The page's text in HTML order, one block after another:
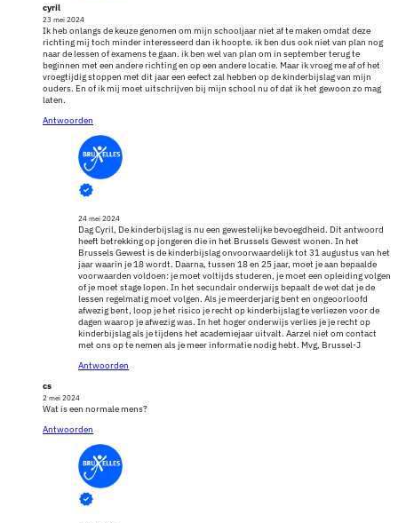
cyril
23 mei 2024
Ik heb onlangs de keuze genomen om mijn schooljaar niet af te maken omdat deze
richting mij toch minder interesseerd dan ik hoopte. ik ben dus ook niet van plan nog
naar de lessen of examens te gaan. ik ben wel van plan om in september terug te
beginnen met een andere richting en op een andere locatie. Maar ik vroeg me af of het
vroegtijdig stoppen met dit jaar een eefect zal hebben op de kinderbijslag van mijn
ouders. En of ik mij moet uitschrijven bij mijn school nu of dat ik het gewoon zo mag
laten.
Antwoorden
24 mei 2024
Dag Cyril, De kinderbijslag is nu een gewestelijke bevoegdheid. Dit antwoord
heeft betrekking op jongeren die in het Brussels Gewest wonen. In het
Brussels Gewest is de kinderbijslag onvoorwaardelijk tot 31 augustus van het
jaar waarin je 18 wordt. Daarna, tussen 18 en 25 jaar, moet je aan bepaalde
voorwaarden voldoen: je moet voltijds studeren, je moet een opleiding volgen
of je moet stage lopen. In het secundair onderwijs bepaalt de wet dat je de
lessen regelmatig moet volgen. Als je meerderjarig bent en ongeoorloofd
afwezig bent, loop je het risico je recht op kinderbijslag te verliezen voor de
dagen waarop je afwezig was. In het hoger onderwijs verlies je je recht op
kinderbijslag als je tijdens het academiejaar uitvalt. Aarzel niet om contact
met ons op te nemen als je meer informatie nodig hebt. Mvg, Brussel-J
Antwoorden
cs
2 mei 2024
Wat is een normale mens?
Antwoorden